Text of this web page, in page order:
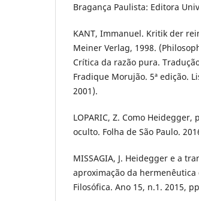
Bragança Paulista: Editora
KANT, Immanuel. Kritik der
Meiner Verlag, 1998.
Crítica da razão pura.
Fradique Morujão. 5ª edição.
2001).
LOPARIC, Z. Como
oculto. Folha de São Paulo.
MISSAGIA, J. Heidegger e a
aproximação da
Filosófica. Ano 15, n.1. 2015,